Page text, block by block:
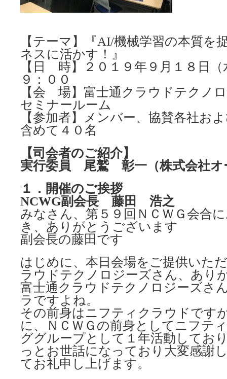
【テーマ】『AI/機械学習の本質を
ネスに活かす！』
【日 時】２０１９年９月１８日
９：００
【会 場】富士通クラウドテクノ
セミナールーム
【参加者】メンバー、協賛各社お
含めて４０名
【司会者のご紹介】
実行委員 尾鷲 彰一（株式会社オ
１．開催のご挨拶
NCWG副会長 藤田 浩之
みなさん、第５９回ＮＣＷＧ会合
き、ありがとうございます
副会長の藤田です
はじめに、本日会場をご提供いた
ラウドテクノロジーズさん、あり
富士通クラウドテクノロジーズさ
ラですよね。
その前身はニフティクラウドです
に、ＮＣＷＧの前身としてニフテ
ググループとして１年活動してお
っとお世話になっており大変感謝
てお礼申し上げます。